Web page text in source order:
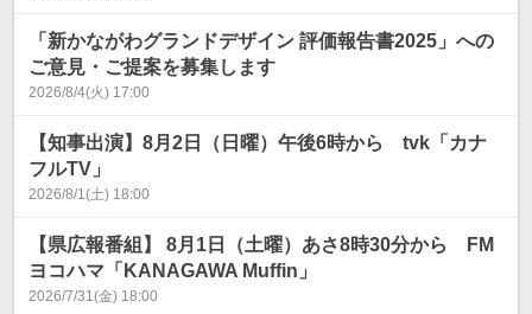
「新かながわグランドデザイン 評価報告書2025」への
ご意見・ご提案を募集します
2026/8/4(火) 17:00
【知事出演】8月2日（日曜）午後6時から tvk「カナ
フルTV」
2026/8/1(土) 18:00
【県広報番組】 8月1日（土曜）あさ8時30分から FM
ヨコハマ「KANAGAWA Muffin」
2026/7/31(金) 18:00